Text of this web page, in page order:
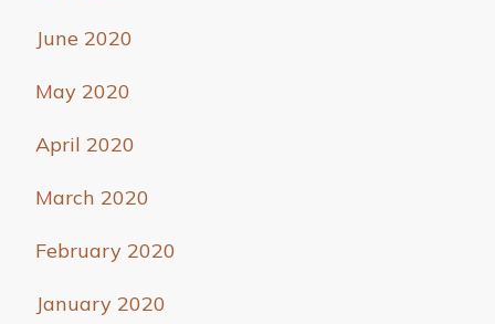
June 2020
May 2020
April 2020
March 2020
February 2020
January 2020